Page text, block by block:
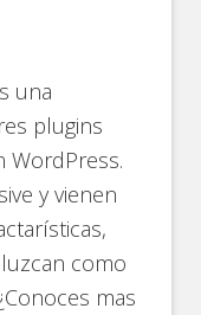
una
plugins
WordPress.
y vienen
como
mas